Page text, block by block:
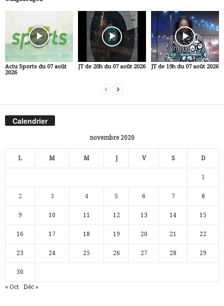
Actu Sports du 07 août
2026
JT de 20h du 07 août 2026 JT de 19h du 07 août 2026
Calendrier
novembre 2020
L M M J V S D
1
2 3 4 5 6 7 8
9 10 11 12 13 14 15
16 17 18 19 20 21 22
23 24 25 26 27 28 29
30
« Oct Déc »